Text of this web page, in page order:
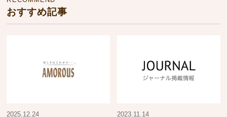
おすすめ記事
2025.12.24 2023.11.14